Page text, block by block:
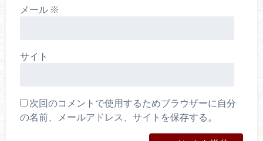
メール ※
サイト
次回のコメントで使用するためブラウザーに自分
の名前、メールアドレス、サイトを保存する。